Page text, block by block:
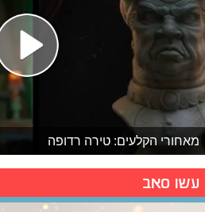
מאחורי הקלעים: טירה רדופה
עשו סאב